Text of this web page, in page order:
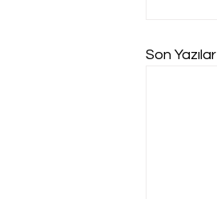
Son Yazılar